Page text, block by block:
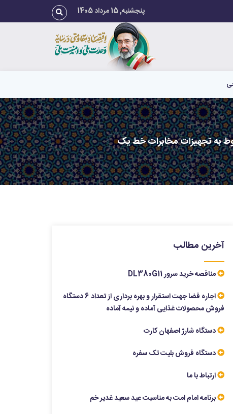
پنجشنبه, 15 مرداد 1405
به تجهیزات مخابرات خط یک
آخرین مطالب
مناقصه خرید سرور DL380G11
اجاره فضا جهت استقرار و بهره برداری از تعداد 6 دستگاه
فروش محصولات غذایی آماده و نیمه آماده
دستگاه شارژ اصفهان کارت
دستگاه فروش بلیت تک سفره
ارتباط با ما
برنامه امام امت به مناسبت عید سعید غدیر خم